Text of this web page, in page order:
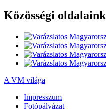
Közösségi oldalaink
A VM világa
Impresszum
Fotópályázat